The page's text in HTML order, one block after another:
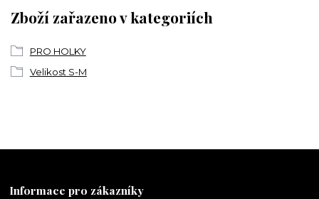
Zboží zařazeno v kategoriích
PRO HOLKY
Velikost S-M
Informace pro zákazníky